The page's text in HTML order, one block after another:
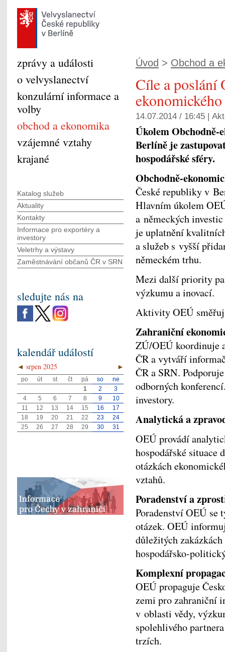
Úvod > Obchod a
Cíle a poslání
14.07.2014 / 16:45 |
Úkolem Obchodně-
Berlíně je
hospodářské sféry.
Obchodně-
České republiky v
Hlavním úkolem
a německých
je uplatnění
a služeb s vyšší
německém trhu.
Mezi další priority
výzkumu a inovací.
Aktivity OEÚ
Zahraniční
ZÚ/OEÚ koordinuje
ČR a vytváří
ČR a SRN.
odborných
investory.
Analytická a
OEÚ provádí
hospodářské situace
otázkách
vztahů.
Poradenství a
Poradenství OEÚ se
otázek. OEÚ
důležitých
hospodářsko-
Komplexní
OEÚ propaguje
zemi pro zahraniční
v oblasti vědy,
spolehlivého
trzích.
zprávy a události
o velvyslanectví
konzulární informace a
volby
obchod a ekonomika
vzájemné vztahy
krajané
Katalog služeb
Aktuality
Kontakty
Informace pro exportéry a
investory
Veletrhy a výstavy
Zaměstnávání občanů ČR v SRN
sledujte nás na
kalendář událostí
◄ ►
srpen 2025
po út st čt pá so
ne
1
2
3
4
5 6 7 8 9
10
11
12 13 14 15 16
17
18
19 20 21 22 23
24
25
26 27 28 29 30 31